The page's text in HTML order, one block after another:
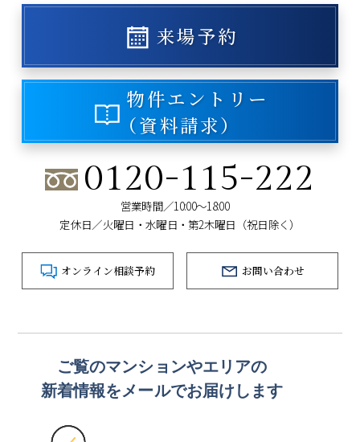
来場予約
物件エントリー
（資料請求）
0120-115-222
営業時間／10:00～18:00
定休日／火曜日・水曜日・第2木曜日（祝日除く）
オンライン相談予約 お問い合わせ
ご覧のマンションやエリアの
新着情報をメールでお届けします